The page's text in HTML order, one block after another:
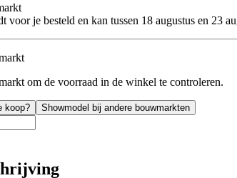
voor je besteld en kan tussen 18 augustus en 23
om de voorraad in de winkel te controleren.
koop? Showmodel bij andere bouwmarkten